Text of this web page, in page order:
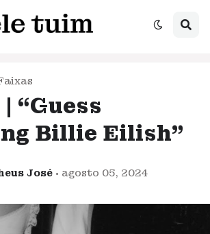
“Guess
Billie Eilish”
José • agosto 05, 2024